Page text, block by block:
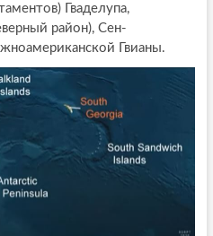
Гваделупа,
район), Сен-
Гвианы.